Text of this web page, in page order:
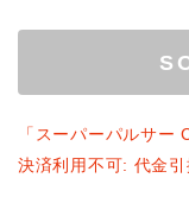
「スーパーパルサー
決済利用不可: 代金引